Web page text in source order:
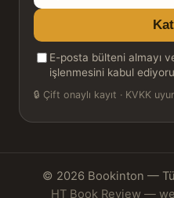
posta
adresiniz
E-posta bülteni almayı
işlenmesini kabul
🔒 Çift onaylı kayıt · KVKK
© 2026 Bookinton —
HT Book Review —